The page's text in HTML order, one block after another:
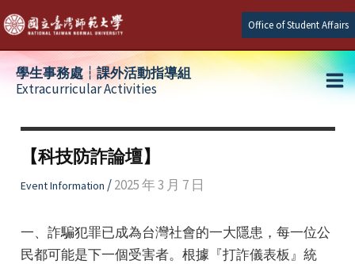
Skip
to
content
Office of Student Affairs
學生事務處┆課外活動指導組
Extracurricular Activities
【科技防詐論壇】
Event Information /2025 年 3 月 7 日
一、詐騙犯罪已成為台灣社會的一大隱患，每一位公
民都可能是下一個受害者。根據『打詐儀表板』統